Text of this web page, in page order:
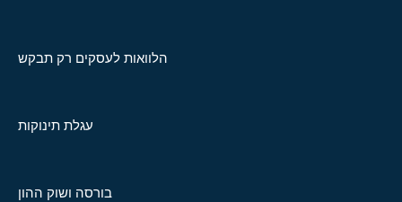
הלוואות לעסקים רק תבקש
עגלת תינוקות
בורסה ושוק ההון